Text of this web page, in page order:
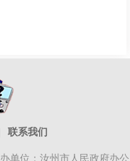
联系我们
单位：汝州市人民政府办公